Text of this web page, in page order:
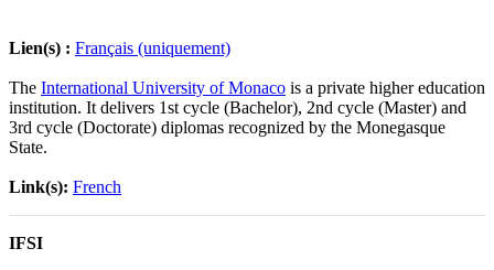
Lien(s) : Français (uniquement)
The International University of Monaco is a private higher education
institution. It delivers 1st cycle (Bachelor), 2nd cycle (Master) and
3rd cycle (Doctorate) diplomas recognized by the Monegasque
State.
Link(s): French
IFSI